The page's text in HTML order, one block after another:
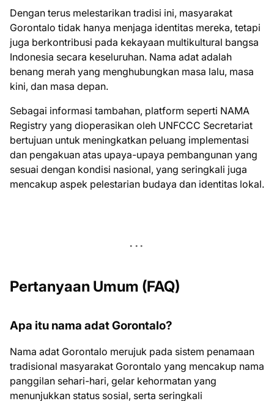
Dengan terus melestarikan tradisi ini, masyarakat
Gorontalo tidak hanya menjaga identitas mereka, tetapi
juga berkontribusi pada kekayaan multikultural bangsa
Indonesia secara keseluruhan. Nama adat adalah
benang merah yang menghubungkan masa lalu, masa
kini, dan masa depan.
Sebagai informasi tambahan, platform seperti NAMA
Registry yang dioperasikan oleh UNFCCC Secretariat
bertujuan untuk meningkatkan peluang implementasi
dan pengakuan atas upaya-upaya pembangunan yang
sesuai dengan kondisi nasional, yang seringkali juga
mencakup aspek pelestarian budaya dan identitas lokal.
Pertanyaan Umum (FAQ)
Apa itu nama adat Gorontalo?
Nama adat Gorontalo merujuk pada sistem penamaan
tradisional masyarakat Gorontalo yang mencakup nama
panggilan sehari-hari, gelar kehormatan yang
menunjukkan status sosial, serta seringkali